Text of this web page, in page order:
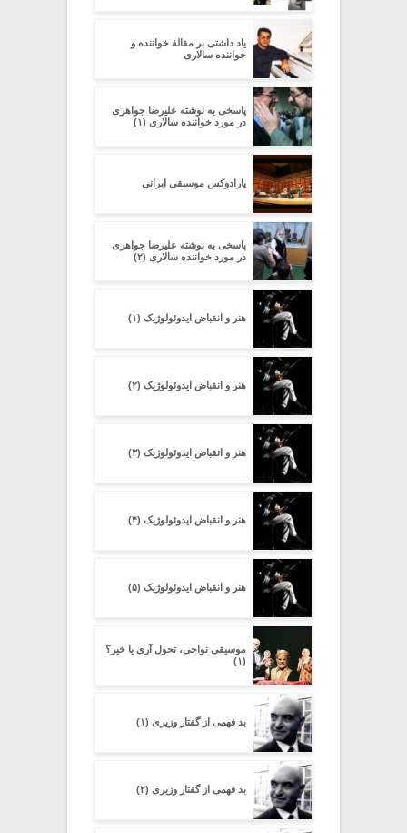
یاد داشتی بر مقالۀ خواننده و
خواننده سالاری
پاسخی به نوشته علیرضا جواهری
در مورد خواننده سالاری (۱)
پارادوکس موسیقی ایرانی
پاسخی به نوشته علیرضا جواهری
در مورد خواننده سالاری (۲)
هنر و انقباض ایدوئولوژیک (۱)
هنر و انقباض ایدوئولوژیک (۲)
هنر و انقباض ایدوئولوژیک (۳)
هنر و انقباض ایدوئولوژیک (۴)
هنر و انقباض ایدوئولوژیک (۵)
موسیقی نواحی، تحول آری یا خیر؟
(۱)
بد فهمی از گفتار وزیری (۱)
بد فهمی از گفتار وزیری (۲)